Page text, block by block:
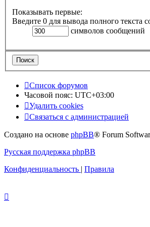
Показывать первые:
Введите 0 для вывода полного текста
символов сообщений
Список форумов
Часовой пояс: UTC+03:00
Удалить cookies
Связаться с администрацией
Создано на основе phpBB® Forum
Русская поддержка phpBB
Конфиденциальность | Правила